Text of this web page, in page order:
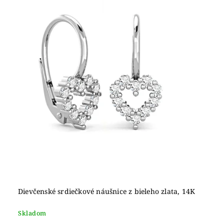
Abecedne
Dievčenské srdiečkové náušnice z bieleho zlata, 14K
Skladom